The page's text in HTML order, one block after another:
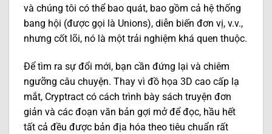
và chúng tôi có thể bao quát, bao gồm cả hệ thống
bang hội (được gọi là Unions), diễn biến đơn vị, v.v.,
nhưng cốt lõi, nó là một trải nghiệm khá quen thuộc.
Để tìm ra sự đổi mới, bạn cần đứng lại và chiêm
ngưỡng câu chuyện. Thay vì đồ họa 3D cao cấp lạ
mắt, Cryptract có cách trình bày sách truyện đơn
giản và các đoạn văn bản gợi mở để đọc, hầu hết
tất cả đều được bản địa hóa theo tiêu chuẩn rất